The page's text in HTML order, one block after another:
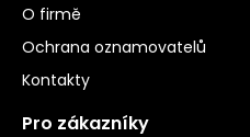
O firmě
Ochrana oznamovatelů
Kontakty
Pro zákazníky